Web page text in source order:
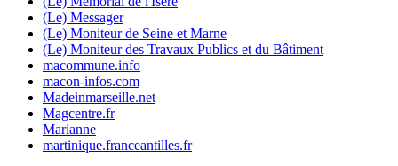
(Le) Messager
(Le) Moniteur de Seine et Marne
(Le) Moniteur des Travaux Publics et du Bâtiment
macommune.info
macon-infos.com
Madeinmarseille.net
Magcentre.fr
Marianne
martinique.franceantilles.fr